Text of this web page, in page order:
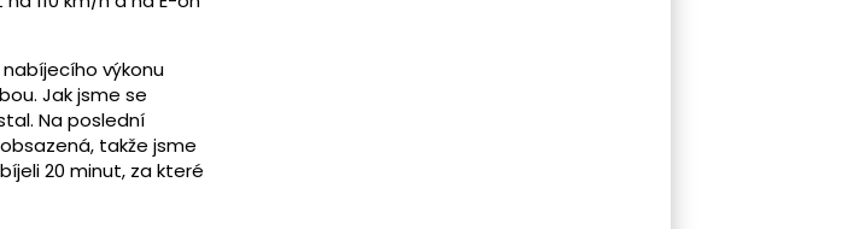
výkonu
Jak jsme se
Na poslední
takže jsme
20 minut, za které